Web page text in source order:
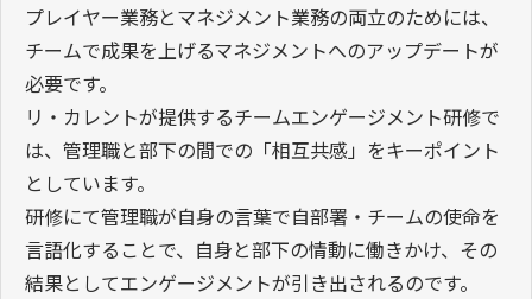
プレイヤー業務とマネジメント業務の両立のためには、
チームで成果を上げるマネジメントへのアップデートが
必要です。
リ・カレントが提供するチームエンゲージメント研修で
は、管理職と部下の間での「相互共感」をキーポイント
としています。
研修にて管理職が自身の言葉で自部署・チームの使命を
言語化することで、自身と部下の情動に働きかけ、その
結果としてエンゲージメントが引き出されるのです。